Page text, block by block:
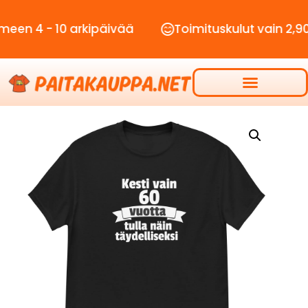
10 arkipäivää Toimituskulut vain 2,90€